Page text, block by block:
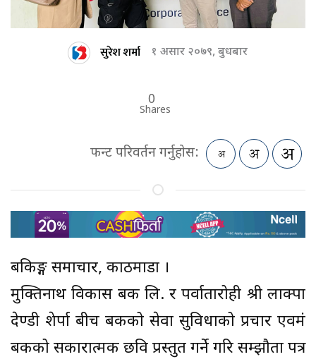
सुरेश शर्मा १ असार २०७९, बुधबार
0
Shares
फन्ट परिवर्तन गर्नुहोस:
बैंकिङ्ग समाचार, काठमाडौं ।
मुक्तिनाथ विकास बैंक लि. र पर्वातारोही श्री लाक्पा
देण्डी शेर्पा बीच बैंकको सेवा सुविधाको प्रचार एवमं
बैंकको सकारात्मक छवि प्रस्तुत गर्ने गरि सम्झौता पत्र